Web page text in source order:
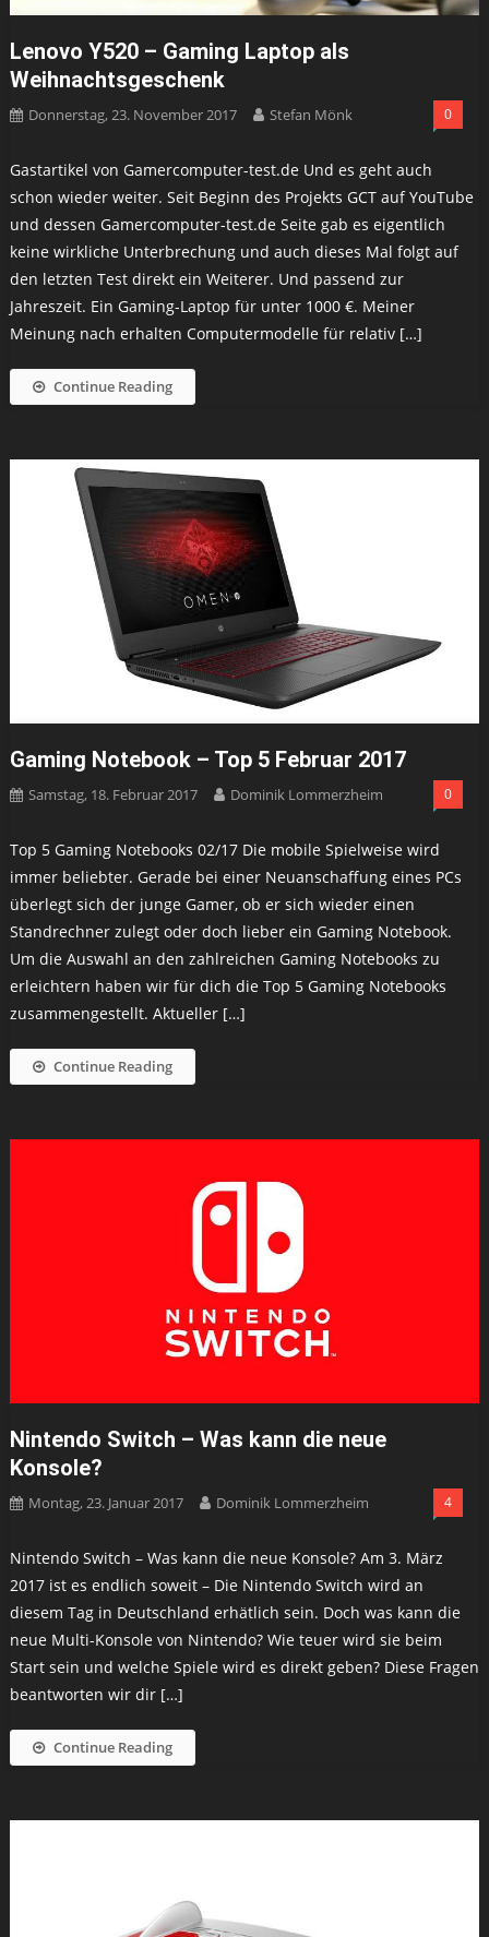
Lenovo Y520 – Gaming Laptop als
Weihnachtsgeschenk
Donnerstag, 23. November 2017 Stefan Mönk 0
Gastartikel von Gamercomputer-test.de Und es geht auch
schon wieder weiter. Seit Beginn des Projekts GCT auf YouTube
und dessen Gamercomputer-test.de Seite gab es eigentlich
keine wirkliche Unterbrechung und auch dieses Mal folgt auf
den letzten Test direkt ein Weiterer. Und passend zur
Jahreszeit. Ein Gaming-Laptop für unter 1000 €. Meiner
Meinung nach erhalten Computermodelle für relativ […]
Continue Reading
Gaming Notebook – Top 5 Februar 2017
Samstag, 18. Februar 2017 Dominik Lommerzheim 0
Top 5 Gaming Notebooks 02/17 Die mobile Spielweise wird
immer beliebter. Gerade bei einer Neuanschaffung eines PCs
überlegt sich der junge Gamer, ob er sich wieder einen
Standrechner zulegt oder doch lieber ein Gaming Notebook.
Um die Auswahl an den zahlreichen Gaming Notebooks zu
erleichtern haben wir für dich die Top 5 Gaming Notebooks
zusammengestellt. Aktueller […]
Continue Reading
Nintendo Switch – Was kann die neue
Konsole?
Montag, 23. Januar 2017 Dominik Lommerzheim 4
Nintendo Switch – Was kann die neue Konsole? Am 3. März
2017 ist es endlich soweit – Die Nintendo Switch wird an
diesem Tag in Deutschland erhätlich sein. Doch was kann die
neue Multi-Konsole von Nintendo? Wie teuer wird sie beim
Start sein und welche Spiele wird es direkt geben? Diese Fragen
beantworten wir dir […]
Continue Reading